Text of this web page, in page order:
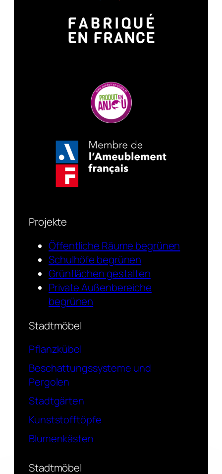
Projekte
Öffentliche Räume begrünen
Schulhöfe begrünen
Grünflächen gestalten
Private Außenbereiche
begrünen
Stadtmöbel
Pflanzkübel
Beschattungssysteme und
Pergolen
Stadtgärten
Kunststofftöpfe
Blumenkästen
Stadtmöbel